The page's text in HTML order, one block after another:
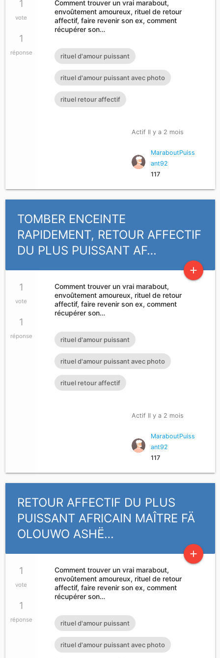
1
vote
1
réponse
Comment trouver un vrai marabout,
envoûtement amoureux, rituel de retour
affectif, faire revenir son ex, comment
récupérer son…
rituel d'amour puissant
rituel d'amour puissant avec photo
rituel retour affectif
Actif Il y a 2 mois
MaraboutPuiss
ant92
117
TOMBER ENCEINTE
RAPIDEMENT, RETOUR AFFECTIF
DU PLUS PUISSANT AF…
add
1
vote
1
réponse
Comment trouver un vrai marabout,
envoûtement amoureux, rituel de retour
affectif, faire revenir son ex, comment
récupérer son…
rituel d'amour puissant
rituel d'amour puissant avec photo
rituel retour affectif
Actif Il y a 2 mois
MaraboutPuiss
ant92
117
RETOUR AFFECTIF DU PLUS
PUISSANT AFRICAIN MAÎTRE FÄ
OLOUWO ASHË…
add
1
vote
1
réponse
Comment trouver un vrai marabout,
envoûtement amoureux, rituel de retour
affectif, faire revenir son ex, comment
récupérer son…
rituel d'amour puissant
rituel d'amour puissant avec photo